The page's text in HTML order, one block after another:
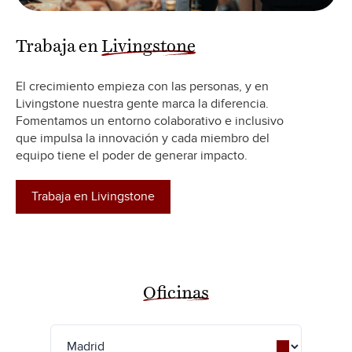
Trabaja en Livingstone
El crecimiento empieza con las personas, y en
Livingstone nuestra gente marca la diferencia.
Fomentamos un entorno colaborativo e inclusivo
que impulsa la innovación y cada miembro del
equipo tiene el poder de generar impacto.
Trabaja en Livingstone
Oficinas